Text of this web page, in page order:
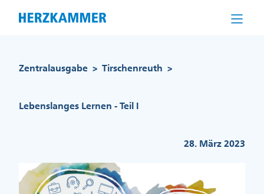
Zentralausgabe > Tirschenreuth >
Lebenslanges Lernen - Teil I
28. März 2023